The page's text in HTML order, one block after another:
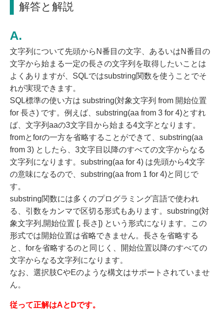
解答と解説
文字列について先頭からN番目の文字、あるいはN番目の
文字から始まる一定の長さの文字列を取得したいことは
よくありますが、SQLではsubstring関数を使うことでそ
れが実現できます。
SQL標準の使い方は substring(対象文字列 from 開始位置
for 長さ) です。例えば、substring(aa from 3 for 4)とすれ
ば、文字列aaの3文字目から始まる4文字となります。
fromとforの一方を省略することができて、substring(aa
from 3) としたら、3文字目以降のすべての文字からなる
文字列になります。substring(aa for 4) は先頭から4文字
の意味になるので、substring(aa from 1 for 4)と同じで
す。
substring関数には多くのプログラミング言語で使われ
る、引数をカンマで区切る形式もあります。substring(対
象文字列,開始位置 [, 長さ]) という形式になります。この
形式では開始位置は省略できません。長さを省略する
と、forを省略するのと同じく、開始位置以降のすべての
文字からなる文字列になります。
なお、選択肢CやEのような構文はサポートされていませ
ん。
従って正解はAとDです。